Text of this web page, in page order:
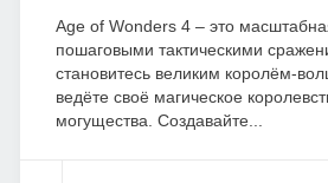
Age of Wonders 4 – это
пошаговыми тактическими
становитесь великим королём-
ведёте своё магическое
могущества. Создавайте...